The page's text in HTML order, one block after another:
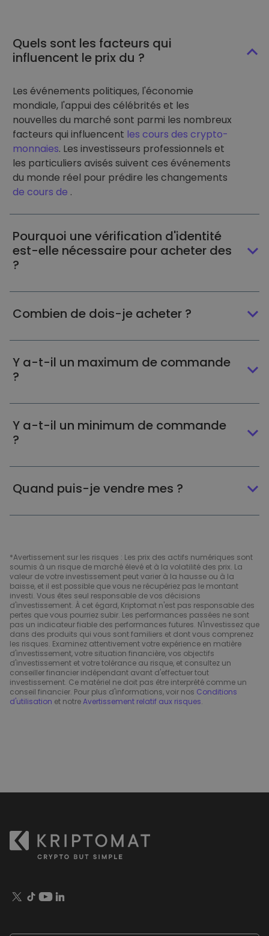
Quels sont les facteurs qui
influencent le prix du ?
Les événements politiques, l'économie
mondiale, l'appui des célébrités et les
nouvelles du marché sont parmi les nombreux
facteurs qui influencent les cours des crypto-
monnaies. Les investisseurs professionnels et
les particuliers avisés suivent ces événements
du monde réel pour prédire les changements
de cours de .
Pourquoi une vérification d'identité
est-elle nécessaire pour acheter des
?
Combien de dois-je acheter ?
Y a-t-il un maximum de commande
?
Y a-t-il un minimum de commande
?
Quand puis-je vendre mes ?
*Avertissement sur les risques : Les prix des actifs numériques sont
soumis à un risque de marché élevé et à la volatilité des prix. La
valeur de votre investissement peut varier à la hausse ou à la
baisse, et il est possible que vous ne récupériez pas le montant
investi. Vous êtes seul responsable de vos décisions
d'investissement. À cet égard, Kriptomat n'est pas responsable des
pertes que vous pourriez subir. Les performances passées ne sont
pas un indicateur fiable des performances futures. N'investissez que
dans des produits qui vous sont familiers et dont vous comprenez
les risques. Examinez attentivement votre expérience en matière
d'investissement, votre situation financière, vos objectifs
d'investissement et votre tolérance au risque, et consultez un
conseiller financier indépendant avant d'effectuer tout
investissement. Ce matériel ne doit pas être interprété comme un
conseil financier. Pour plus d'informations, voir nos Conditions
d'utilisation et notreAvertissement relatif aux risques.